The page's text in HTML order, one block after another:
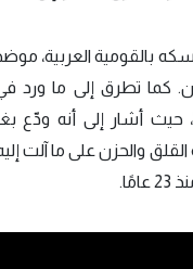
بالقومية العربية،
كما تطرق إلى ما ورد
والحزن على ما آلت